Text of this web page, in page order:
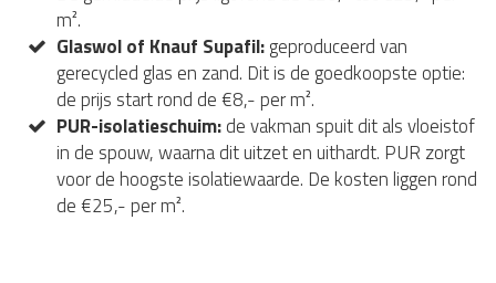
m².
Glaswol of Knauf Supafil:geproduceerd van
gerecycled glas en zand. Dit is de goedkoopste optie:
de prijs start rond de €8,- per m².
PUR-isolatieschuim:de vakman spuit dit als vloeistof
in de spouw, waarna dit uitzet en uithardt. PUR zorgt
voor de hoogste isolatiewaarde. De kosten liggen rond
de €25,- per m².